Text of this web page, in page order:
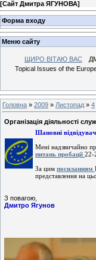
[Сайт Дмитра ЯГУНОВА]
Форма входу
Меню сайту
ЩИРО ВІТАЮ ВАС
Topical Issues of the
Головна » 2009 » Листопад » 4
Організація діяльності
Шановні
Мені надзвичайно
питань пробації 22-
За цим посиланням
представлення на
З повагою,
Дмитро Ягунов